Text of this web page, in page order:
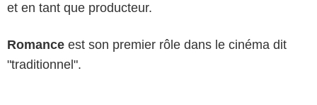
et en tant que producteur.
Romance est son premier rôle dans le cinéma dit
"traditionnel".